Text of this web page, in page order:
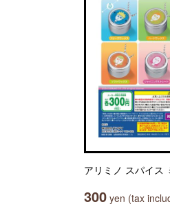
アリミノ スパイス
300 yen (tax